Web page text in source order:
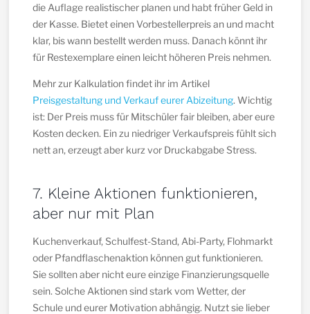
die Auflage realistischer planen und habt früher Geld in
der Kasse. Bietet einen Vorbestellerpreis an und macht
klar, bis wann bestellt werden muss. Danach könnt ihr
für Restexemplare einen leicht höheren Preis nehmen.
Mehr zur Kalkulation findet ihr im Artikel
Preisgestaltung und Verkauf eurer Abizeitung. Wichtig
ist: Der Preis muss für Mitschüler fair bleiben, aber eure
Kosten decken. Ein zu niedriger Verkaufspreis fühlt sich
nett an, erzeugt aber kurz vor Druckabgabe Stress.
7. Kleine Aktionen funktionieren,
aber nur mit Plan
Kuchenverkauf, Schulfest-Stand, Abi-Party, Flohmarkt
oder Pfandflaschenaktion können gut funktionieren.
Sie sollten aber nicht eure einzige Finanzierungsquelle
sein. Solche Aktionen sind stark vom Wetter, der
Schule und eurer Motivation abhängig. Nutzt sie lieber